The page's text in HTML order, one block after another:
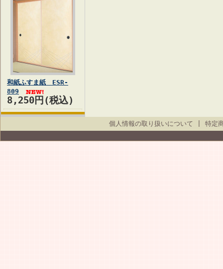
和紙ふすま紙 ESR-
809
8,250円(税込)
個人情報の取り扱いについて 特定